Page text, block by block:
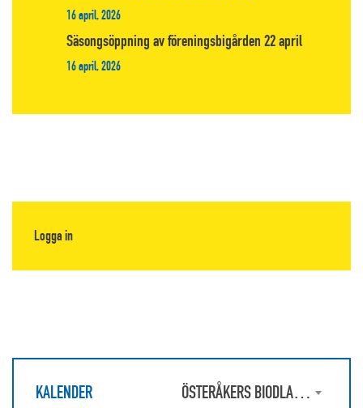
16 april, 2026
Säsongsöppning av föreningsbigården 22 april
16 april, 2026
Logga in
KALENDER ÖSTERÅKERS BIODLARFÖRENING